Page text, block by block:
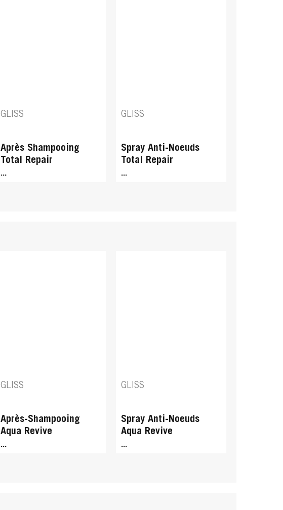
GLISS
Après Shampooing
Total Repair
...
GLISS
Spray Anti-Noeuds
Total Repair
...
Repair
... ...
GLISS
Après-Shampooing
Aqua Revive
...
GLISS
Spray Anti-Noeuds
Aqua Revive
...